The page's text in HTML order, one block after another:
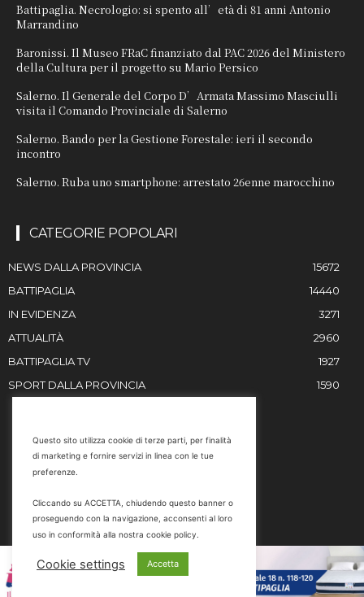
Battipaglia. Necrologio: si spento all’età di 81 anni Antonio
Marrandino
Baronissi. Il Museo FRaC finanziato dal PAC 2026 del Ministero
della Cultura per il progetto su Mario Persico
Salerno. Il Generale del Corpo D’Armata Massimo Masciulli
visita il Comando Provinciale di Salerno
Salerno. Bando per la Gestione Forestale: ieri il secondo
incontro
Salerno. Ruba uno smartphone: arrestato 26enne marocchino
CATEGORIE POPOLARI
NEWS DALLA PROVINCIA
15672
BATTIPAGLIA
14440
IN EVIDENZA
3271
ATTUALITÀ
2960
BATTIPAGLIA TV
1927
SPORT DALLA PROVINCIA
1590
Email
marketing@battipaglia1929.it
carminegaldi@virgilio.it
Questo sito utilizza cookie di terze parti, per finalità
di marketing e fornire servizi in linea con le tue
preferenze.
Cliccando su ACCETTA, chiudendo questo banner o
proseguendo con la navigazione, acconsenti al loro
uso in conformità alla nostra cookie policy.
Cookie settings Accetta